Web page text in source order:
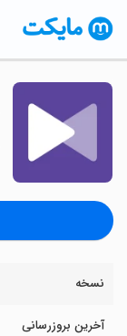
نسخه
آخرین بروزرسانی